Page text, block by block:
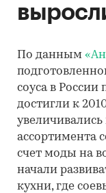
По данным
соуса в
достигли к
ассортимента
счет моды на
начали
кухни, где